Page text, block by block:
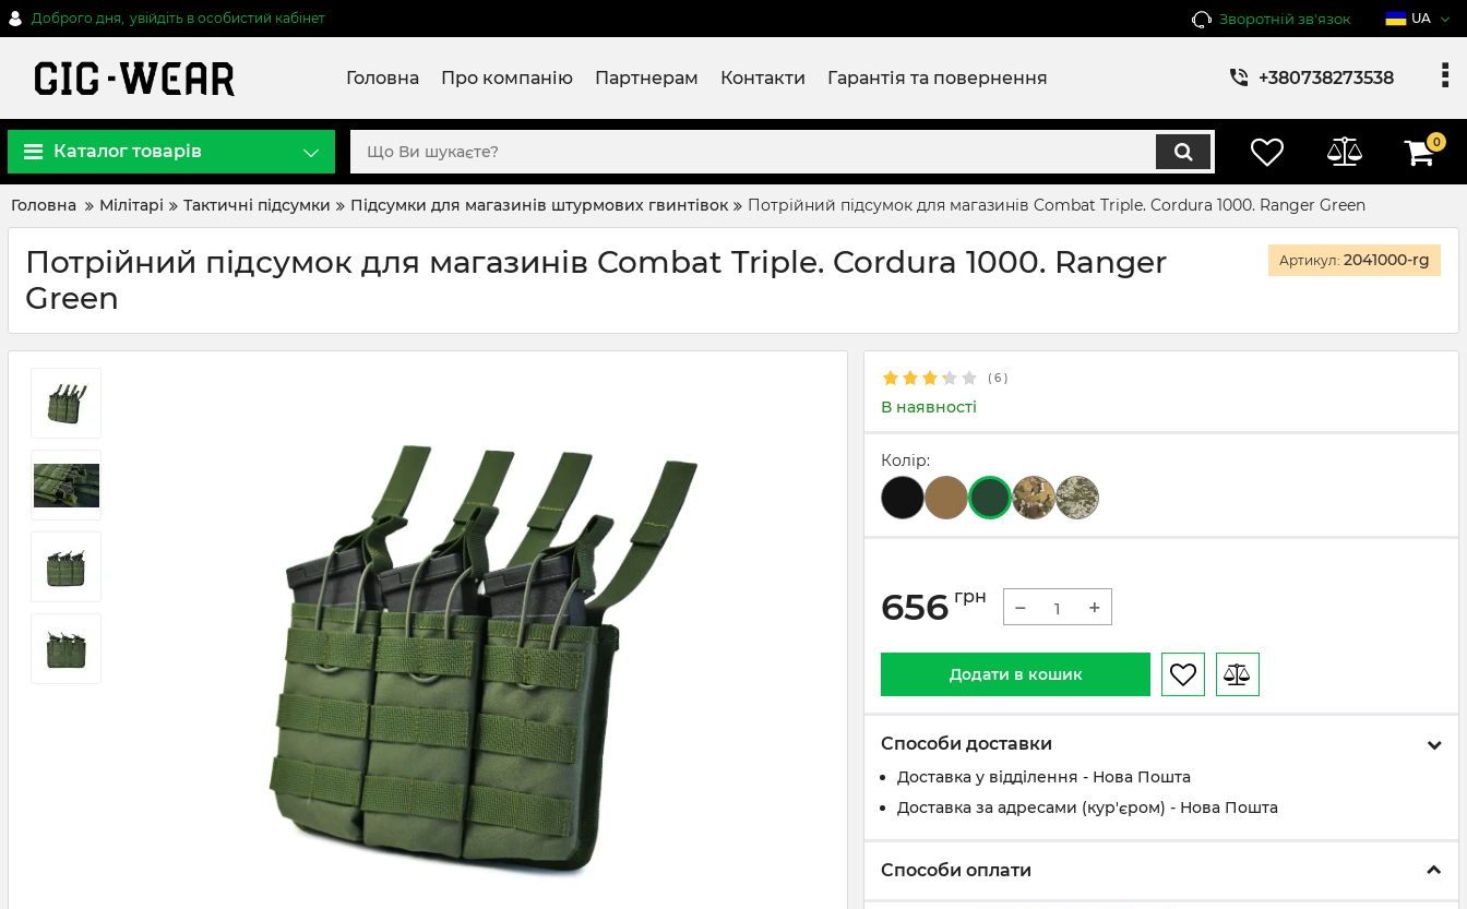
Доброго дня, увійдіть в особистий кабінет Зворотній зв'язок UA
Головна Про компанію Партнерам Контакти Гарантія та повернення +380738273538
Каталог товарів 0
Головна Мілітарі Тактичні підсумки Підсумки для магазинів штурмових гвинтівок Потрійний підсумок для магазинів Combat Triple. Cordura 1000. Ranger Green
Потрійний підсумок для магазинів Combat Triple. Cordura 1000. Ranger
Green
Артикул: 2041000-rg
( 6 )
В наявності
Колір:
656 грн − +
Додати в кошик
Способи доставки
Доставка у відділення - Нова Пошта
Доставка за адресами (кур'єром) - Нова Пошта
Способи оплати